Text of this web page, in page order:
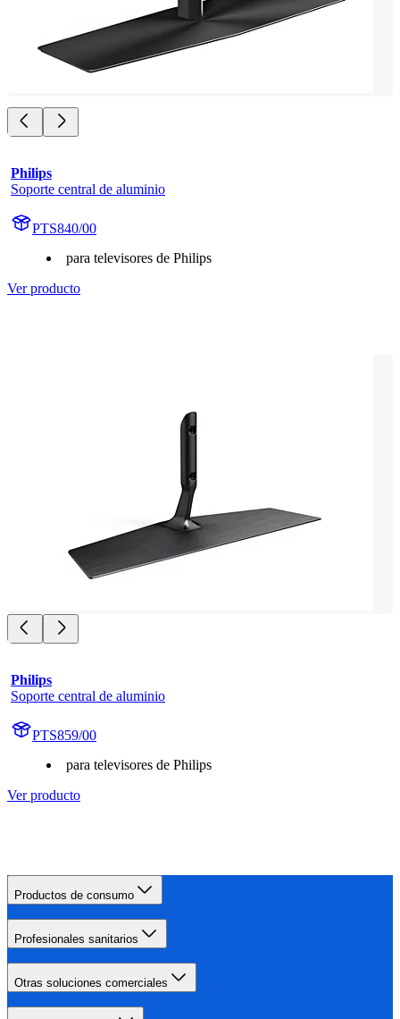
Philips
Soporte central de aluminio
PTS840/00
para televisores de Philips
Ver producto
Philips
Soporte central de aluminio
PTS859/00
para televisores de Philips
Ver producto
Productos de consumo
Profesionales sanitarios
Otras soluciones comerciales